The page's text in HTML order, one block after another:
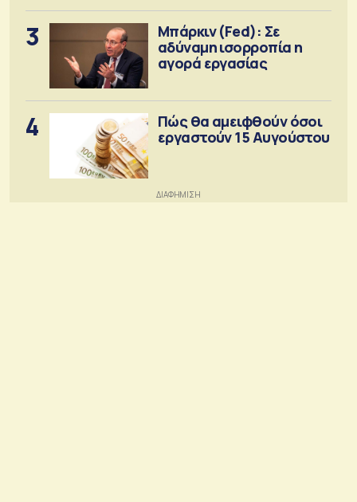
3
Μπάρκιν (Fed): Σε
αδύναμη ισορροπία η
αγορά εργασίας
4
Πώς θα αμειφθούν όσοι
εργαστούν 15 Αυγούστου